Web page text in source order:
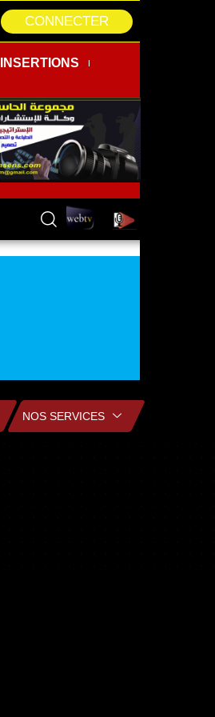
CONNECTER
NOS SERVICES